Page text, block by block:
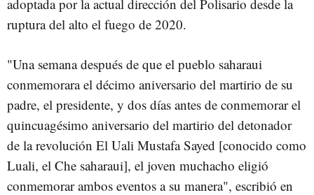
adoptada por la actual dirección del Polisario desde la
ruptura del alto el fuego de 2020.
"Una semana después de que el pueblo saharaui
conmemorara el décimo aniversario del martirio de su
padre, el presidente, y dos días antes de conmemorar el
quincuagésimo aniversario del martirio del detonador
de la revolución El Uali Mustafa Sayed [conocido como
Luali, el Che saharaui], el joven muchacho eligió
conmemorar ambos eventos a su manera", escribió en